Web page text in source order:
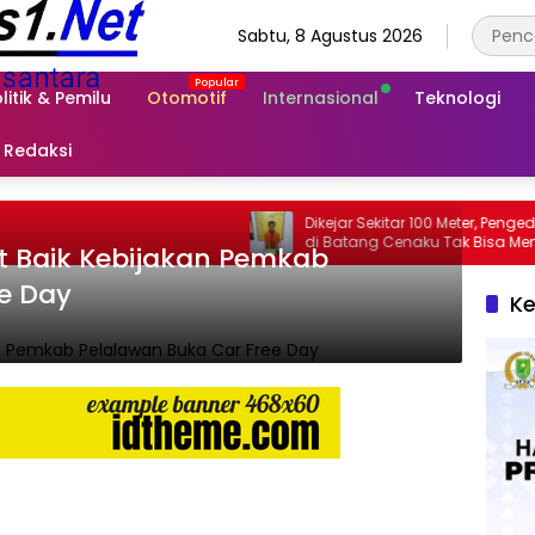
Sabtu, 8 Agustus 2026
& Pemilu Otomotif Internasional Teknologi
Redaksi
Dikejar Sekitar 100 Meter, Pengedar Sabu
di Batang Cenaku Tak Bisa Mengelak
Kebijakan Pemkab
Day